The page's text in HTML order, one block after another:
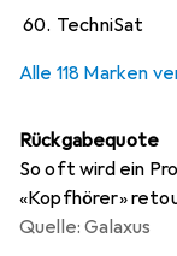
60. TechniSat
Alle 118 Marken
Rückgabequote
So oft wird ein
«Kopfhörer»
Quelle: Galaxus